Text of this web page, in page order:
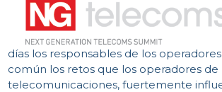
días los responsables de los
común los retos que los operadores de
telecomunicaciones, fuertemente